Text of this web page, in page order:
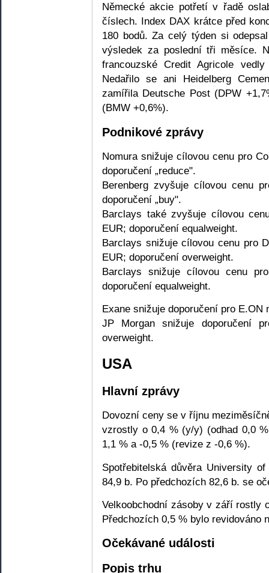
Německé akcie potřetí v řadě
číslech. Index DAX krátce před
180 bodů. Za celý týden si
výsledek za poslední tři měsíce.
francouzské Credit Agricole
Nedařilo se ani Heidelberg
zamířila Deutsche Post (DPW
(BMW +0,6%).
Podnikové zprávy
Nomura snižuje cílovou cenu pro
doporučení „reduce".
Berenberg zvyšuje cílovou cenu
doporučení „buy".
Barclays také zvyšuje cílovou
EUR; doporučení equalweight.
Barclays snižuje cílovou cenu pro
EUR; doporučení overweight.
Barclays snižuje cílovou cenu
doporučení equalweight.
Exane snižuje doporučení pro E.ON
JP Morgan snižuje doporučení
overweight.
USA
Hlavní zprávy
Dovozní ceny se v říjnu
vzrostly o 0,4 % (y/y) (odhad 0,0
1,1 % a -0,5 % (revize z -0,6 %).
Spotřebitelská důvěra University
84,9 b. Po předchozích 82,6 b. se
Velkoobchodní zásoby v září rostly
Předchozích 0,5 % bylo revidováno
Očekávané události
Popis trhu